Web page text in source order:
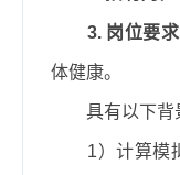
3. 岗位要
体健康。
具有以下背
1）计算模